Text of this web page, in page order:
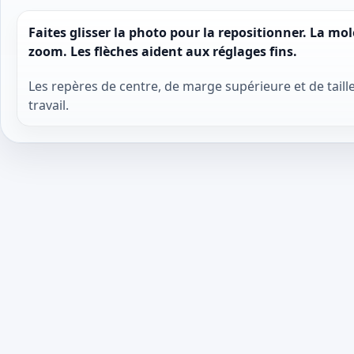
Faites glisser la photo pour la repositionner. La
zoom. Les flèches aident aux réglages fins.
Les repères de centre, de marge supérieure et de
travail.